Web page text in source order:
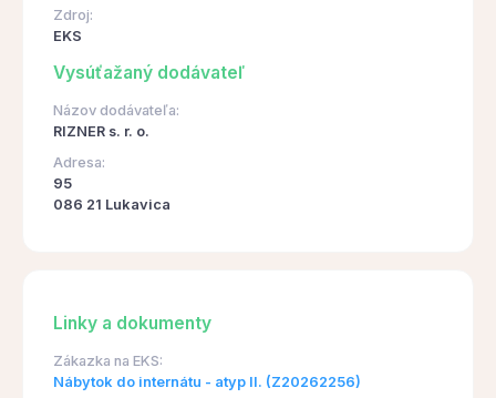
Zdroj:
EKS
Vysúťažaný dodávateľ
Názov dodávateľa:
RIZNER s. r. o.
Adresa:
95
086 21 Lukavica
Linky a dokumenty
Zákazka na EKS:
Nábytok do internátu - atyp II. (Z20262256)